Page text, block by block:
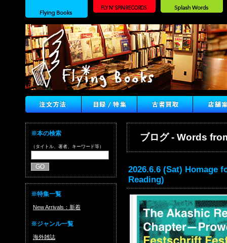
※本の検索
（タイトル、著者、キーワード等）
※特集一覧
New Arrivals：新着
※ジャンル一覧
海外雑誌
ブログ - Words
2026.6.6 (Sat) Homage
Reading)